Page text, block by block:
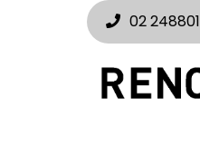
02 248801